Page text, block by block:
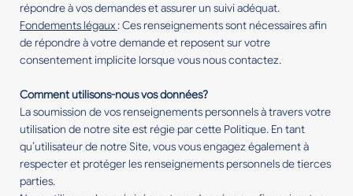
répondre à vos demandes et assurer un suivi adéquat.
Fondements légaux : Ces renseignements sont nécessaires afin
de répondre à votre demande et reposent sur votre
consentement implicite lorsque vous nous contactez.
Comment utilisons-nous vos données?
La soumission de vos renseignements personnels à travers votre
utilisation de notre site est régie par cette Politique. En tant
qu’utilisateur de notre Site, vous vous engagez également à
respecter et protéger les renseignements personnels de tierces
parties.